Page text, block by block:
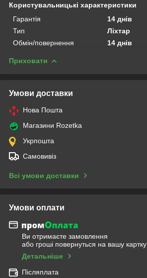
Користувальницькі характеристики
Гарантія
14 днів
Тип
Ліхтар
Обмін/повернення
14 днів
Приховати
Умови доставки
Нова Пошта
Магазини Rozetka
Укрпошта
Самовивіз
Всі умови доставки
Умови оплати
Ви отримаєте замовлення
або гроші повернуться на вашу картку
Детальніше
Післяплата